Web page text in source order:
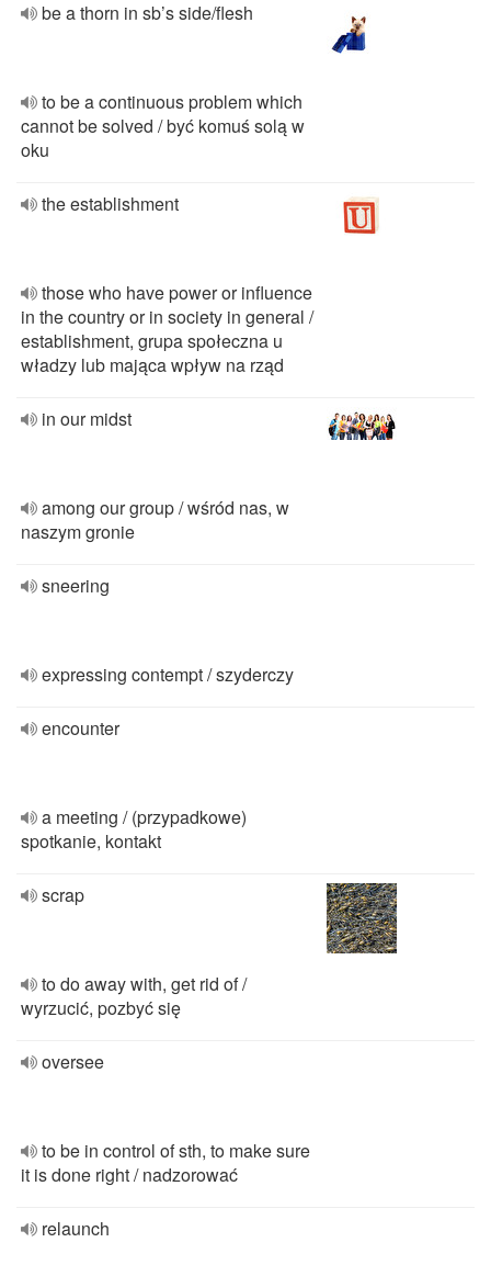
be a thorn in sb’s side/flesh
to be a continuous problem which
cannot be solved / być komuś solą w
oku
the establishment
those who have power or influence
in the country or in society in general /
establishment, grupa społeczna u
władzy lub mająca wpływ na rząd
in our midst
among our group / wśród nas, w
naszym gronie
sneering
expressing contempt / szyderczy
encounter
a meeting / (przypadkowe)
spotkanie, kontakt
scrap
to do away with, get rid of /
wyrzucić, pozbyć się
oversee
to be in control of sth, to make sure
it is done right / nadzorować
relaunch